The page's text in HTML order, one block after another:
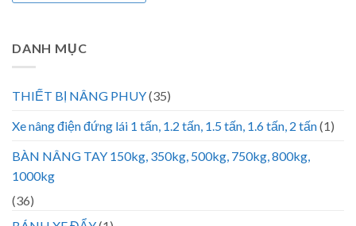
DANH MỤC
THIẾT BỊ NÂNG PHUY(35)
Xe nâng điện đứng lái 1 tấn, 1.2 tấn, 1.5 tấn, 1.6 tấn, 2 tấn(1)
BÀN NÂNG TAY 150kg, 350kg, 500kg, 750kg, 800kg,
1000kg
(36)